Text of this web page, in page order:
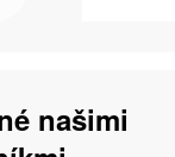
našimi